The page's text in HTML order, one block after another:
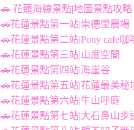
🚗 花蓮海線景點|地圖景點攻略
🚗花蓮景點第一站|崇德瑩農場
🚗花蓮景點第二站|Pony cafe咖
🚗花蓮景點第三站|山度空間
🚗花蓮景點第四站|海崖谷
🚗花蓮景點第五站|花蓮最美秘
🚗花蓮景點第六站|牛山呼庭
🚗花蓮景點第七站|大石鼻山步